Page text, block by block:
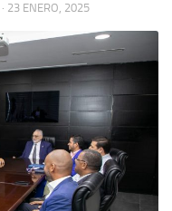
· 23 ENERO, 2025